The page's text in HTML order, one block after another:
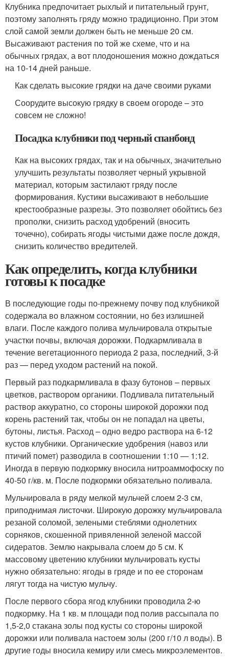
Клубника предпочитает рыхлый и питательный грунт,
поэтому заполнять гряду можно традиционно. При этом
слой самой земли должен быть не меньше 20 см.
Высаживают растения по той же схеме, что и на
обычных грядах, а вот плодоношения можно дождаться
на 10-14 дней раньше.
Как сделать высокие грядки на даче своими руками
Соорудите высокую грядку в своем огороде – это
совсем не сложно!
Посадка клубники под черный спанбонд
Как на высоких грядах, так и на обычных, значительно
улучшить результаты позволяет черный укрывной
материал, которым застилают гряду после
формирования. Кустики высаживают в небольшие
крестообразные разрезы. Это позволяет обойтись без
прополки, снизить расход удобрений (вносить
точечно), собирать ягоды чистыми даже после дождя,
снизить количество вредителей.
Как определить, когда клубники
готовы к посадке
В последующие годы по-прежнему почву под клубникой
содержала во влажном состоянии, но без излишней
влаги. После каждого полива мульчировала открытые
участки почвы, включая дорожки. Подкармливала в
течение вегетационного периода 2 раза, последний, 3-й
раз — перед уходом растений на покой.
Первый раз подкармливала в фазу бутонов – первых
цветков, раствором органики. Подливала питательный
раствор аккуратно, со стороны широкой дорожки под
корень растений так, чтобы он не попадал на цветы,
бутоны, листья. Расход – одно ведро раствора на 6-12
кустов клубники. Органические удобрения (навоз или
птичий помет) разводила в соотношении 1:10 — 1:12.
Иногда в первую подкормку вносила нитроаммофоску по
40-50 г/кв. м. После подкормки обязательно поливала.
Мульчировала в ряду мелкой мульчей слоем 2-3 см,
приподнимая листочки. Широкую дорожку мульчировала
резаной соломой, зелеными стеблями однолетних
сорняков, скошенной привяленной зеленой массой
сидератов. Землю накрывала слоем до 5 см. К
массовому цветению клубники мульчировать кусты
нужно обязательно: ягоды в гряде и по ее сторонам
лягут тогда на чистую мульчу.
После первого сбора ягод клубники проводила 2-ю
подкормку. На 1 кв. м площади под полив рассыпала по
1,5-2,0 стакана золы под кусты со стороны широкой
дорожки или поливала настоем золы (200 г/10 л воды). В
другие годы вносила кемиру или смесь микроэлементов.